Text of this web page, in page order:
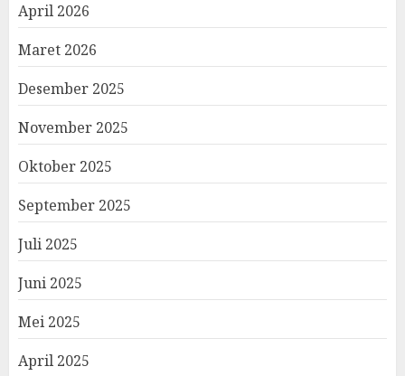
April 2026
Maret 2026
Desember 2025
November 2025
Oktober 2025
September 2025
Juli 2025
Juni 2025
Mei 2025
April 2025